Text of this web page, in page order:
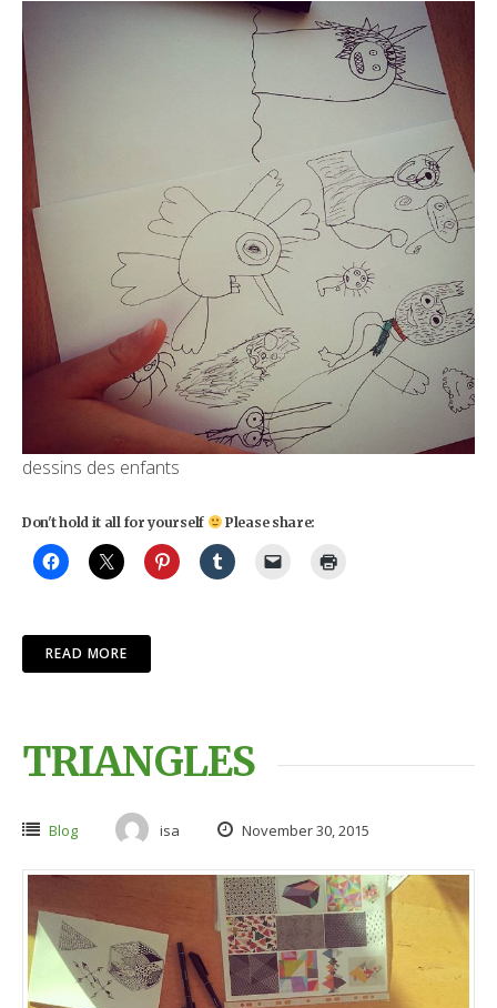
dessins des enfants
Don't hold it all for yourself Please share:
READ MORE
TRIANGLES
Blog isa November 30, 2015